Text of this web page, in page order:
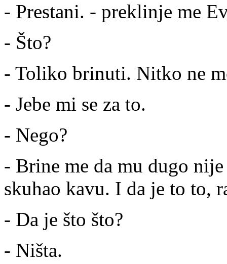
- Prestani. - preklinje me
- Što?
- Toliko brinuti. Nitko ne
- Jebe mi se za to.
- Nego?
- Brine me da mu dugo
skuhao kavu. I da je to to,
- Da je što što?
- Ništa.